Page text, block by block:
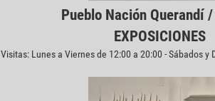
Pueblo Nación Querandí /
EXPOSICIONES
Visitas: Lunes a Viernes de 12:00 a 20:00 - Sábados y